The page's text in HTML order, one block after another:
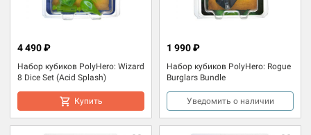
Набор кубиков PolyHero: Wizard
8 Dice Set (Acid Splash)
4 490 ₽
Купить
Набор кубиков PolyHero: Rogue
Burglars Bundle
1 990 ₽
Уведомить о наличии